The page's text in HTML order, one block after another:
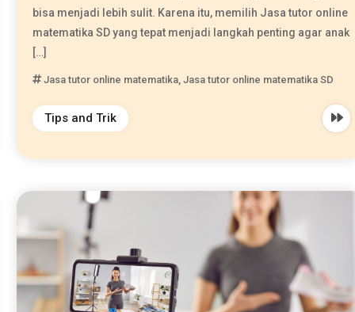
bisa menjadi lebih sulit. Karena itu, memilih Jasa tutor online
matematika SD yang tepat menjadi langkah penting agar anak
[…]
Jasa tutor online matematika ,Jasa tutor online matematika SD
Tips and Trik